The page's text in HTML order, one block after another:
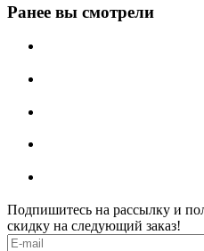
Ранее вы смотрели
Подпишитесь на рассылку и
скидку на следующий заказ!